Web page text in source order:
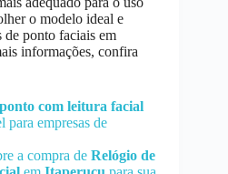
o modelo ideal e
de ponto faciais em
informações, confira
com leitura facial
para empresas de
a compra de Relógio de